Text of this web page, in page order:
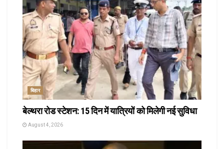
बिहार
बेल्थरा रोड स्टेशन: 15 दिन में यात्रियों को मिलेगी नई सुविधा
August 4, 2026